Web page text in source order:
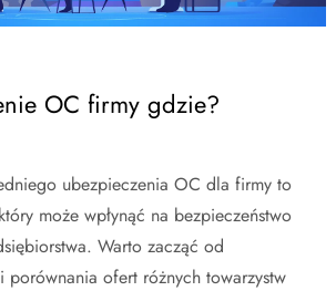
OC firmy gdzie?
ubezpieczenia OC dla firmy to
może wpłynąć na bezpieczeństwo
Warto zacząć od
porównania ofert różnych towarzystw